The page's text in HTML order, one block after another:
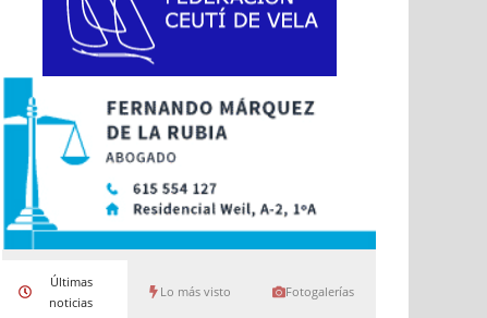
Últimas
noticias
Lo más visto Fotogalerías